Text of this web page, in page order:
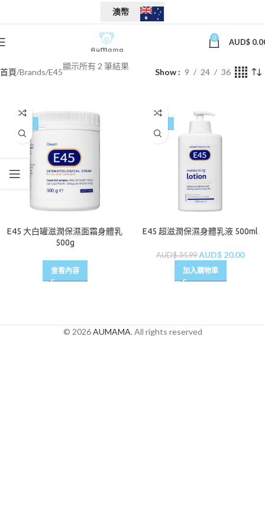
澳幣
0 AUD$
首頁 Brands E45
顯示所有 2 筆結果
Show 9 24 36
E45 大白罐滋潤保濕面霜身體乳
500g
查看內容
E45 超滋潤保濕身體乳液 500ml
AUD$34.99 AUD$ 20.00
加入購物車
© 2026AUMAMA. All rights reserved